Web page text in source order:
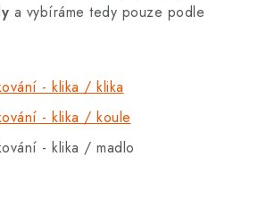
a vybíráme tedy pouze podle
- klika / klika
- klika / koule
- klika / madlo